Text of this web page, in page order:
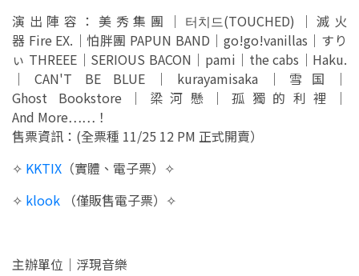
演出陣容：美秀集團｜터치드(TOUCHED)｜滅火
器 Fire EX.｜怕胖團 PAPUN BAND｜go!go!vanillas｜すり
ぃ THREEE｜SERIOUS BACON｜pami｜the cabs｜Haku.
｜CAN'T BE BLUE｜kurayamisaka｜雪国｜
Ghost Bookstore｜梁河懸｜孤獨的利裡｜
And More……！
售票資訊：(全票種 11/25 12 PM 正式開賣）
✧ ​KKTIX （實體、電子票）✧
✧ klook （僅販售電子票）✧
​主辦單位｜浮現音樂